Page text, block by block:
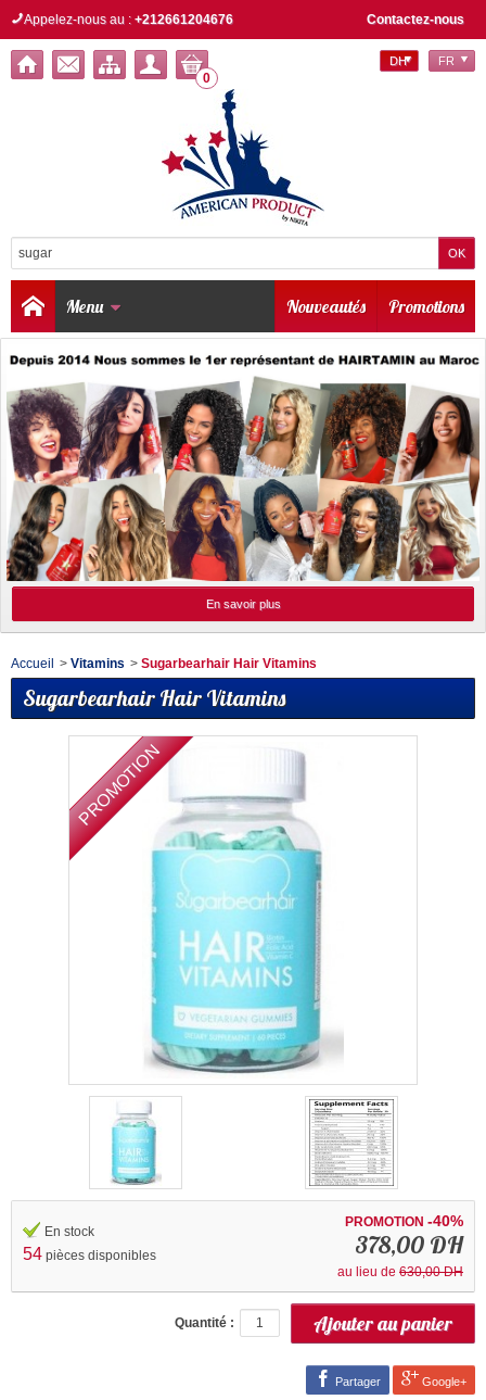
Contactez-nous
Appelez-nous au : +212661204676
0
DH FR
Menu Promotions
Nouveautés
En savoir plus
Accueil > Vitamins > Sugarbearhair Hair Vitamins
Sugarbearhair Hair Vitamins
PROMOTION
PROMOTION -40%
378,00 DH
au lieu de 630,00 DH
En stock
54 pièces disponibles
Quantité :
Partager Google+